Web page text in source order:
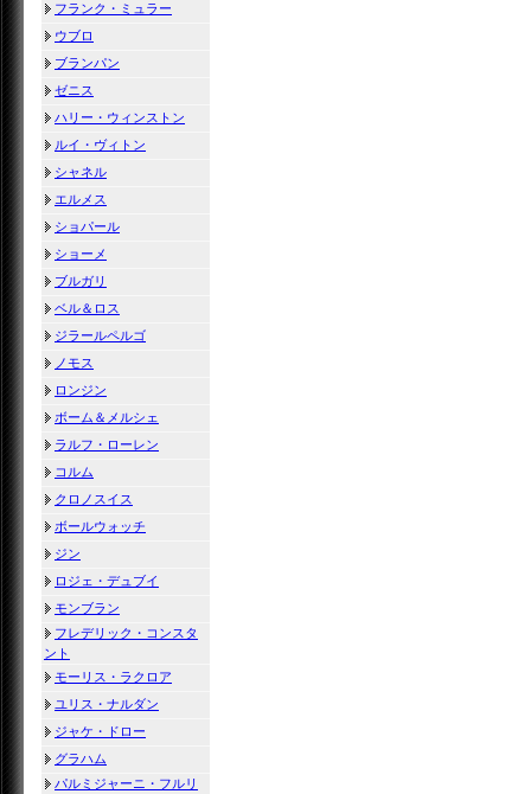
フランク・ミュラー
ウブロ
ブランパン
ゼニス
ハリー・ウィンストン
ルイ・ヴィトン
シャネル
エルメス
ショパール
ショーメ
ブルガリ
ベル＆ロス
ジラールペルゴ
ノモス
ロンジン
ボーム＆メルシェ
ラルフ・ローレン
コルム
クロノスイス
ボールウォッチ
ジン
ロジェ・デュブイ
モンブラン
フレデリック・コンスタ
ント
モーリス・ラクロア
ユリス・ナルダン
ジャケ・ドロー
グラハム
パルミジャーニ・フルリ